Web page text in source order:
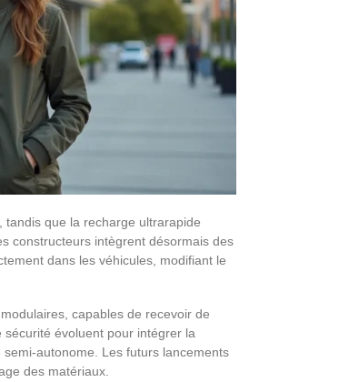
tandis que la recharge ultrarapide
constructeurs intègrent désormais des
dans les véhicules, modifiant le
capables de recevoir de
évoluent pour intégrer la
autonome. Les futurs lancements
des matériaux.